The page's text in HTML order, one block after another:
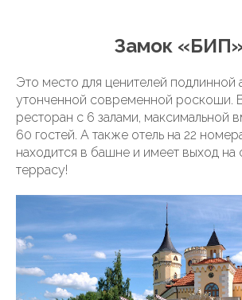
Замок
Это место для ценителей подлинной
утонченной современной роскоши.
ресторан с 6 залами, максимальной
60 гостей. А также отель на 22
находится в башне и имеет выход
террасу!